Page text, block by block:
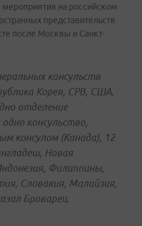
на российском
представительств
после Москвы и Санкт-
консульств
Корея, СРВ, США,
отделение
консульство,
консулом (Канада), 12
Новая
Филиппины,
Словакия, Малайзия,
Броварец.